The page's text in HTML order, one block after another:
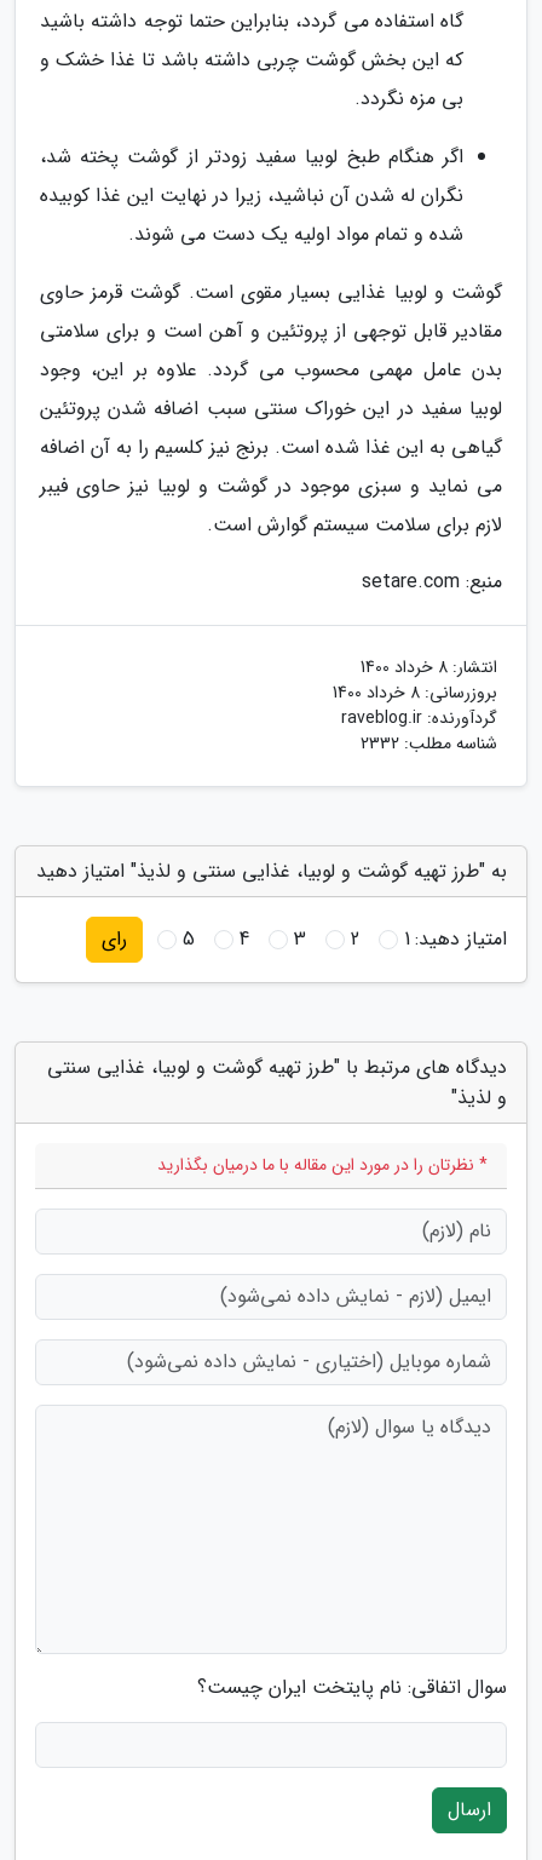
گاه استفاده می گردد، بنابراین حتما توجه داشته باشید
که این بخش گوشت چربی داشته باشد تا غذا خشک و
بی مزه نگردد.
اگر هنگام طبخ لوبیا سفید زودتر از گوشت پخته شد،
نگران له شدن آن نباشید، زیرا در نهایت این غذا کوبیده
شده و تمام مواد اولیه یک دست می شوند.
گوشت و لوبیا غذایی بسیار مقوی است. گوشت قرمز حاوی
مقادیر قابل توجهی از پروتئین و آهن است و برای سلامتی
بدن عامل مهمی محسوب می گردد. علاوه بر این، وجود
لوبیا سفید در این خوراک سنتی سبب اضافه شدن پروتئین
گیاهی به این غذا شده است. برنج نیز کلسیم را به آن اضافه
می نماید و سبزی موجود در گوشت و لوبیا نیز حاوی فیبر
لازم برای سلامت سیستم گوارش است.
منبع: setare.com
انتشار: 8 خرداد 1400
بروزرسانی: 8 خرداد 1400
گردآورنده: raveblog.ir
شناسه مطلب: 2332
به "طرز تهیه گوشت و لوبیا، غذایی سنتی و لذیذ" امتیاز دهید
امتیاز دهید:1
2
3
4
5 رای
دیدگاه های مرتبط با "طرز تهیه گوشت و لوبیا، غذایی سنتی
و لذیذ"
* نظرتان را در مورد این مقاله با ما درمیان بگذارید
سوال اتفاقی: نام پایتخت ایران چیست؟
ارسال